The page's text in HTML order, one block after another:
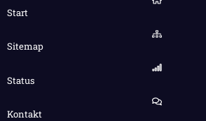
Start
Sitemap
Status
Kontakt